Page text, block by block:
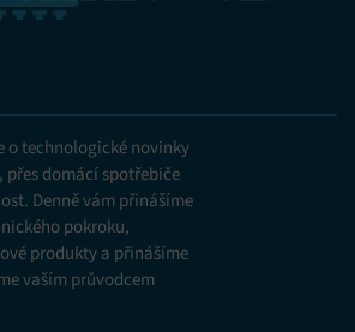
o technologické novinky
domácí spotřebiče
Denně vám přinášíme
pokroku,
produkty a přinášíme
vaším průvodcem